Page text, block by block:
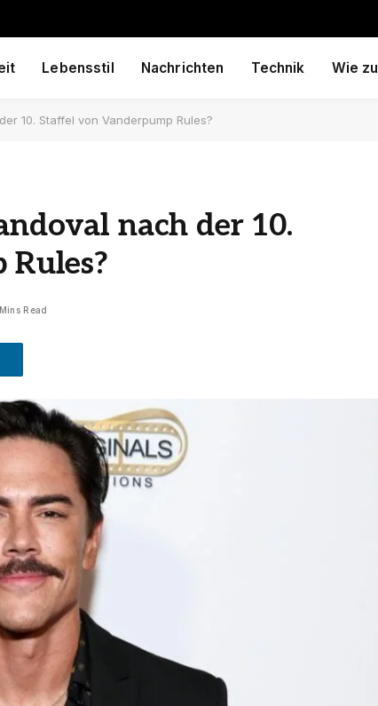
Lebensstil Nachrichten Technik Wie zu
10. Staffel von Vanderpump Rules?
nach der 10.
Read